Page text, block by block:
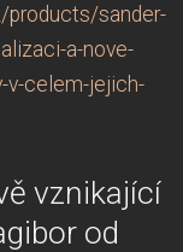
products/sander-
a-nove-
v-celem-jejich-
vznikající
od